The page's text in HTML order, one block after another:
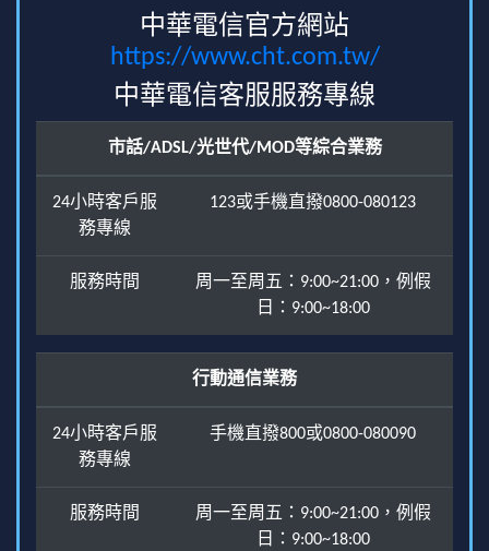
中華電信官方網站
https://www.cht.com.tw/
中華電信客服服務專線
市話/ADSL/光世代/MOD等綜合業務
24小時客戶服
務專線
123或手機直撥0800-080123
服務時間
周一至周五：9:00~21:00，例假
日：9:00~18:00
行動通信業務
24小時客戶服
務專線
手機直撥800或0800-080090
服務時間
周一至周五：9:00~21:00，例假
日：9:00~18:00